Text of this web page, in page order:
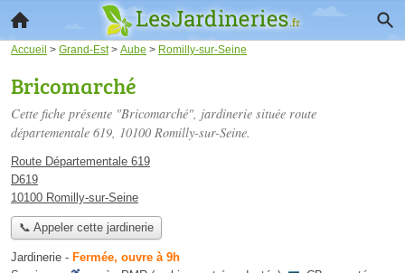
Accueil > Grand-Est> Aube > Romilly-sur-Seine
Bricomarché
Cette fiche présente "Bricomarché", jardinerie située route
départementale 619, 10100 Romilly-sur-Seine.
Route Départementale 619
D619
10100 Romilly-sur-Seine
📞 Appeler cette jardinerie
Jardinerie - Fermée, ouvre à 9h